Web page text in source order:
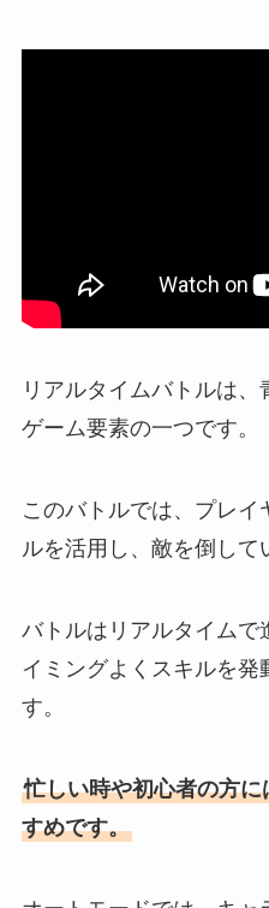
リアルタイムバトルは
ゲーム要素の一つです。
このバトルでは、プレイ
ルを活用し、敵を倒して
バトルはリアルタイムで
イミングよくスキルを発
す。
忙しい時や初心者の方
すめです。